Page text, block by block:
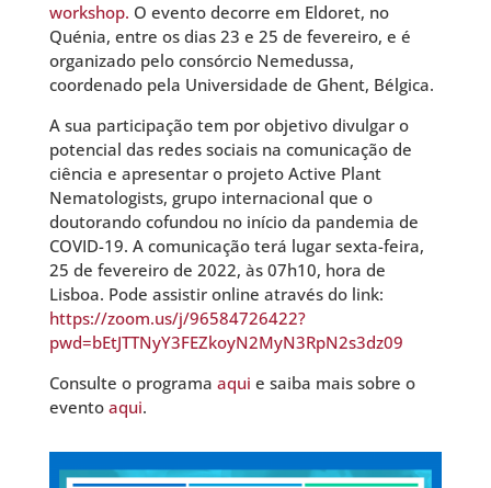
workshop. O evento decorre em Eldoret, no
Quénia, entre os dias 23 e 25 de fevereiro, e é
organizado pelo consórcio Nemedussa,
coordenado pela Universidade de Ghent, Bélgica.
A sua participação tem por objetivo divulgar o
potencial das redes sociais na comunicação de
ciência e apresentar o projeto Active Plant
Nematologists, grupo internacional que o
doutorando cofundou no início da pandemia de
COVID-19. A comunicação terá lugar sexta-feira,
25 de fevereiro de 2022, às 07h10, hora de
Lisboa. Pode assistir online através do link:
https://zoom.us/j/96584726422?
pwd=bEtJTTNyY3FEZkoyN2MyN3RpN2s3dz09
Consulte o programa aqui e saiba mais sobre o
evento aqui.